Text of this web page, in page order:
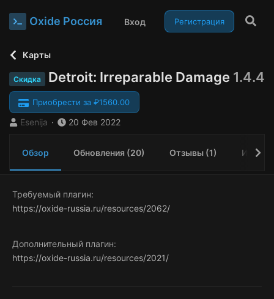
Oxide Россия Вход Регистрация
Карты
Скидка Detroit: Irreparable Damage 1.4.4
Приобрести за ₽1560.00
А
о
р
Esenija
Д
з
а
я
20 Фев 2022
Обзор Обновления (20) Отзывы (1)
Требуемый плагин
https://oxide-russia.ru/resources/2062/
Дополнительный плагин
https://oxide-russia.ru/resources/2021/